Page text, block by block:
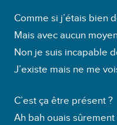
Comme si j’étais bien
Mais avec aucun
Non je suis incapable
J’existe mais ne me
C’est ça être présent ?
Ah bah ouais sûrement